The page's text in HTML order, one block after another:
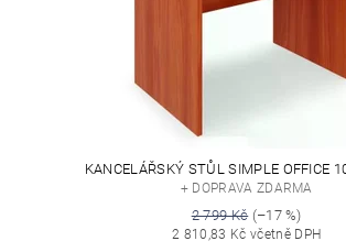
KANCELÁŘSKÝ STŮL SIMPLE OFFICE
+ DOPRAVA ZDARMA
2 799 Kč(–17 %)
2 810,83 Kč včetně DPH